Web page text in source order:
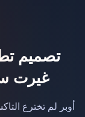
تصميم
غيرت
أوبر لم تخترع